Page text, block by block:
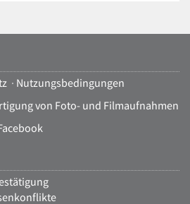
· Nutzungsbedingungen
von Foto- und Filmaufnahmen